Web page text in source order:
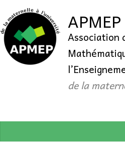
APMEP
Association
de la